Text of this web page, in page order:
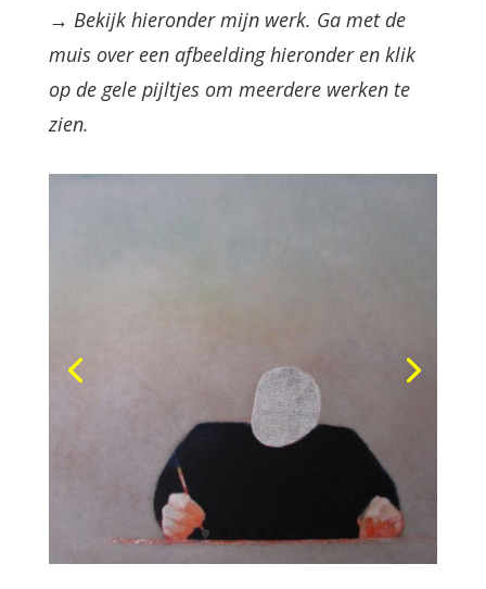
→ Bekijk hieronder mijn werk. Ga met de
muis over een afbeelding hieronder en klik
op de gele pijltjes om meerdere werken te
zien.